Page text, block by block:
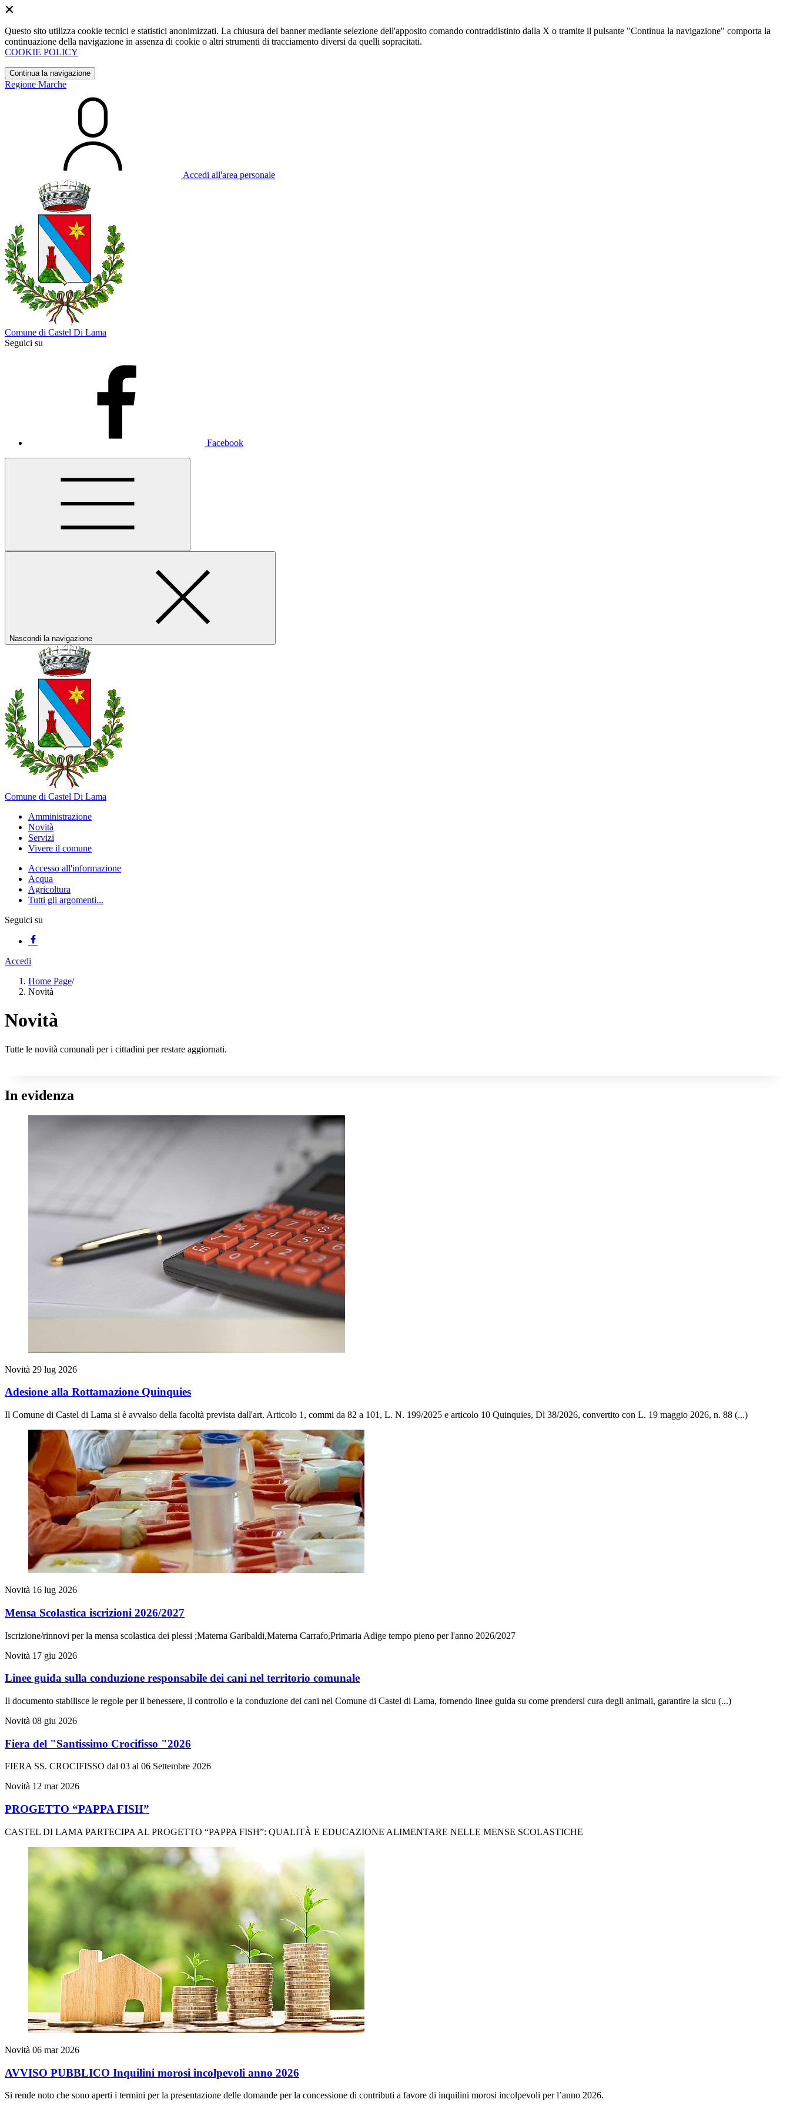
Questo sito utilizza cookie tecnici e statistici anonimizzati. La chiusura del banner mediante selezione dell'apposito comando contraddistinto dalla X o tramite il pulsante "Continua la navigazione" comporta la
continuazione della navigazione in assenza di cookie o altri strumenti di tracciamento diversi da quelli sopracitati.
COOKIE POLICY
Continua la navigazione
Regione Marche
Accedi all'area personale
Comune di Castel Di Lama
Seguici su
Facebook
Nascondi la navigazione
Comune di Castel Di Lama
Amministrazione
Novità
Servizi
Vivere il comune
Accesso all'informazione
Acqua
Agricoltura
Tutti gli argomenti...
Seguici su
Accedi
Home Page/
Novità
Novità
Tutte le novità comunali per i cittadini per restare aggiornati.
In evidenza
Novità 29 lug 2026
Adesione alla Rottamazione Quinquies
Il Comune di Castel di Lama si è avvalso della facoltà prevista dall'art. Articolo 1, commi da 82 a 101, L. N. 199/2025 e articolo 10 Quinquies, Dl 38/2026, convertito con L. 19 maggio 2026, n. 88 (...)
Novità 16 lug 2026
Mensa Scolastica iscrizioni 2026/2027
Iscrizione/rinnovi per la mensa scolastica dei plessi ;Materna Garibaldi,Materna Carrafo,Primaria Adige tempo pieno per l'anno 2026/2027
Novità 17 giu 2026
Linee guida sulla conduzione responsabile dei cani nel territorio comunale
Il documento stabilisce le regole per il benessere, il controllo e la conduzione dei cani nel Comune di Castel di Lama, fornendo linee guida su come prendersi cura degli animali, garantire la sicu (...)
Novità 08 giu 2026
Fiera del "Santissimo Crocifisso "2026
FIERA SS. CROCIFISSO dal 03 al 06 Settembre 2026
Novità 12 mar 2026
PROGETTO “PAPPA FISH”
CASTEL DI LAMA PARTECIPA AL PROGETTO “PAPPA FISH”: QUALITÀ E EDUCAZIONE ALIMENTARE NELLE MENSE SCOLASTICHE
Novità 06 mar 2026
AVVISO PUBBLICO Inquilini morosi incolpevoli anno 2026
Si rende noto che sono aperti i termini per la presentazione delle domande per la concessione di contributi a favore di inquilini morosi incolpevoli per l’anno 2026.